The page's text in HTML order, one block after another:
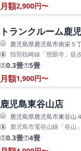
月額2,900円〜
トランクルーム鹿
指宿枕崎線「慈眼寺」徒
0.3畳 5畳
月額1,900円〜
鹿児島東谷山店
鹿児島市電谷山線「谷山
0.3畳 4畳